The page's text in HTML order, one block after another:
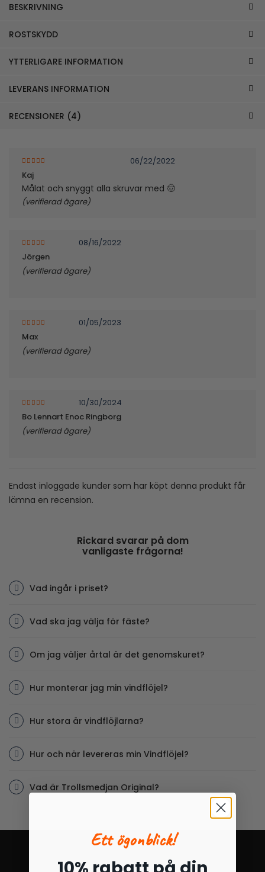
BESKRIVNING
ROSTSKYDD
YTTERLIGARE INFORMATION
LEVERANS INFORMATION
RECENSIONER (4)
06/22/2022
Kaj
Målat och snyggt alla skruvar med 🤠
(verifierad ägare)
08/16/2022
Jörgen
(verifierad ägare)
01/05/2023
Max
(verifierad ägare)
10/30/2024
Bo Lennart Enoc Ringborg
(verifierad ägare)
Endast inloggade kunder som har köpt denna produkt får
lämna en recension.
Rickard svarar på dom
vanligaste frågorna!
Vad ingår i priset?
Vad ska jag välja för fäste?
Om jag väljer årtal är det genomskuret?
Hur monterar jag min vindflöjel?
Hur stora är vindflöjlarna?
Hur och när levereras min Vindflöjel?
Vad är Trollsmedjan Original?
Ett ögonblick!